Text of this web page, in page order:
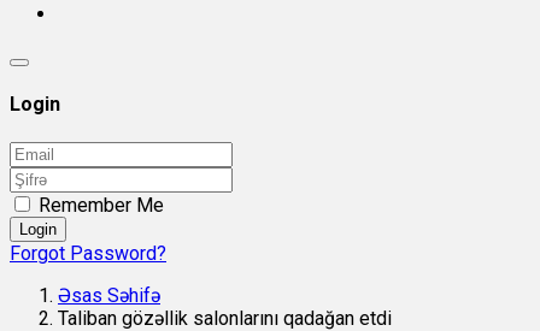
Login
Remember Me
Login
Forgot Password?
Əsas Səhifə
Taliban gözəllik salonlarını qadağan etdi